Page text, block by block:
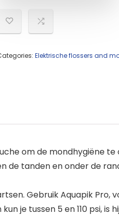
Elektrische flossers and
om de mondhygiëne
de tanden en onder de
Gebruik Aquapik
je tussen 5 en 110 psi, is